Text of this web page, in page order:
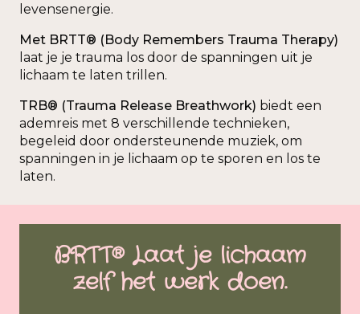
levensenergie.
Met BRTT® (Body Remembers Trauma Therapy)
laat je je trauma los door de spanningen uit je
lichaam te laten trillen.
TRB® (Trauma Release Breathwork) biedt een
ademreis met 8 verschillende technieken,
begeleid door ondersteunende muziek, om
spanningen in je lichaam op te sporen en los te
laten.
BRTT® Laat je lichaam
zelf het werk doen.